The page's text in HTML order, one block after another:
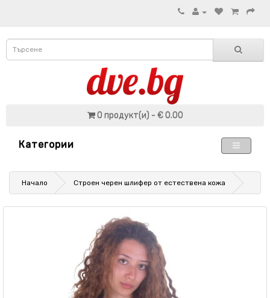
0 продукт(и) - € 0.00
Категории
Начало Строен черен шлифер от естествена кожа